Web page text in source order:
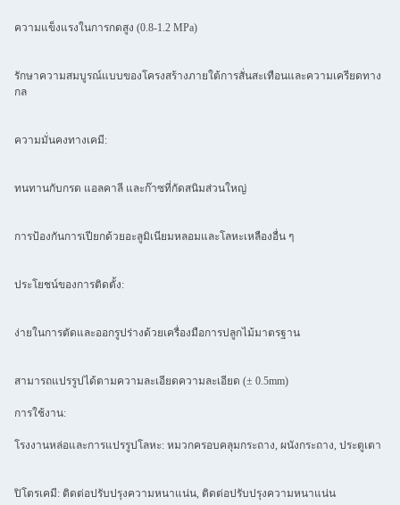
ความแข็งแรงในการกดสูง (0.8-1.2 MPa)
รักษาความสมบูรณ์แบบของโครงสร้างภายใต้การสั่นสะเทือนและความเครียดทาง
กล
ความมั่นคงทางเคมี:
ทนทานกับกรด แอลคาลี และก๊าซที่กัดสนิมส่วนใหญ่
การป้องกันการเปียกด้วยอะลูมิเนียมหลอมและโลหะเหลืองอื่น ๆ
ประโยชน์ของการติดตั้ง:
ง่ายในการตัดและออกรูปร่างด้วยเครื่องมือการปลูกไม้มาตรฐาน
สามารถแปรรูปได้ตามความละเอียดความละเอียด (± 0.5mm)
การใช้งาน:
โรงงานหล่อและการแปรรูปโลหะ: หมวกครอบคลุมกระถาง, ผนังกระถาง, ประตูเตา
ปิโตรเคมี: ติดต่อปรับปรุงความหนาแน่น, ติดต่อปรับปรุงความหนาแน่น